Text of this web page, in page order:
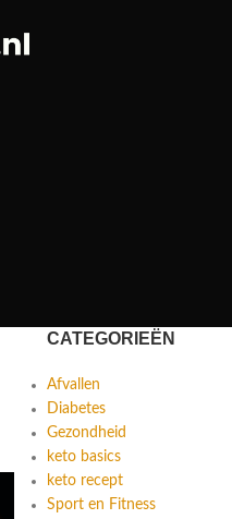
CATEGORIEËN
Afvallen
Diabetes
Gezondheid
keto basics
keto recept
Sport en Fitness